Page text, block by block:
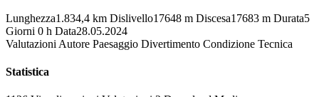
Lunghezza1.834,4 km Dislivello17648 m Discesa17683 m Durata5
Giorni 0 h Data28.05.2024
Valutazioni Autore Paesaggio Divertimento Condizione Tecnica
Statistica